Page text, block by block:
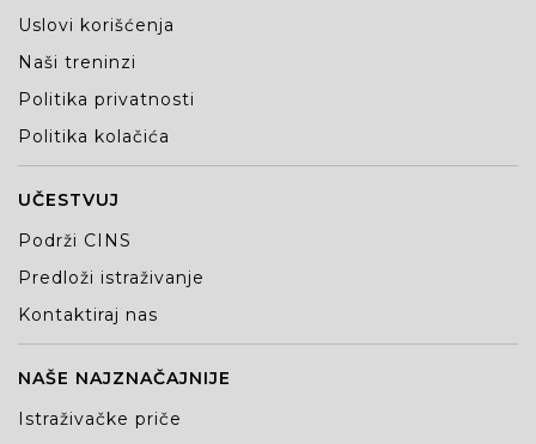
Uslovi korišćenja
Naši treninzi
Politika privatnosti
Politika kolačića
UČESTVUJ
Podrži CINS
Predloži istraživanje
Kontaktiraj nas
NAŠE NAJZNAČAJNIJE
Istraživačke priče